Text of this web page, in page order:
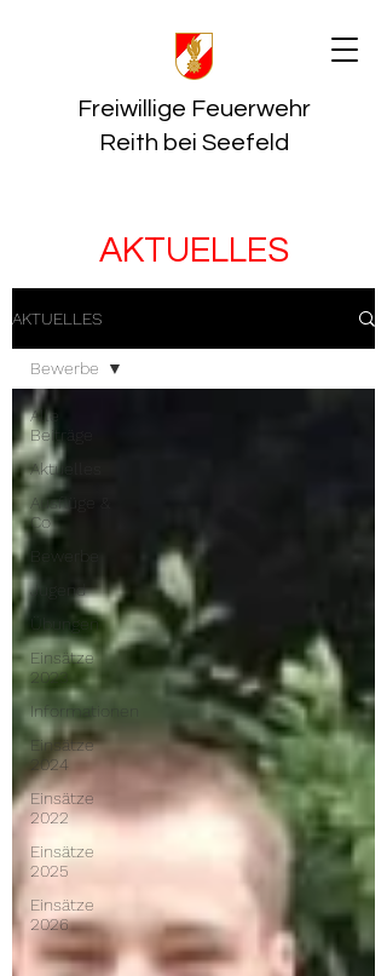
Freiwillige Feuerwehr
Reith bei Seefeld
AKTUELLES
AKTUELLES
Alle
Beiträge
Aktuelles
Ausflüge &
Co
Bewerbe
Jugend
Übungen
Einsätze
2023
Informationen
Einsätze
2024
Einsätze
2022
Einsätze
2025
Einsätze
2026
Bewerbe